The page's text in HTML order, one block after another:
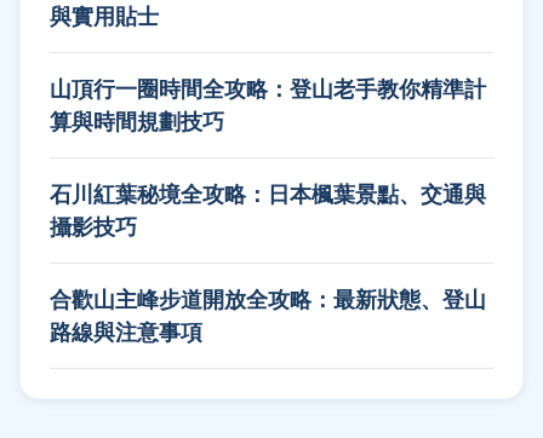
與實用貼士
山頂行一圈時間全攻略：登山老手教你精準計
算與時間規劃技巧
石川紅葉秘境全攻略：日本楓葉景點、交通與
攝影技巧
合歡山主峰步道開放全攻略：最新狀態、登山
路線與注意事項